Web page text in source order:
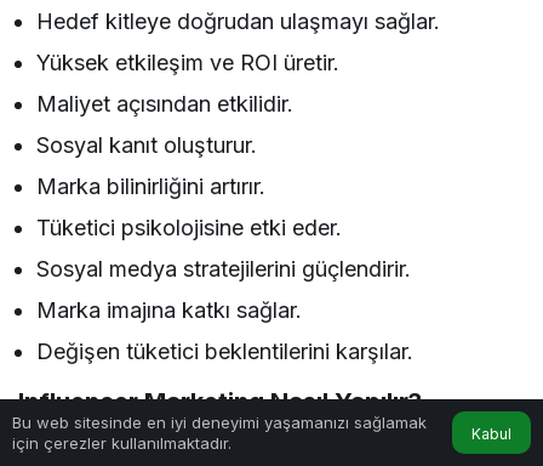
Hedef kitleye doğrudan ulaşmayı sağlar.
Yüksek etkileşim ve ROI üretir.
Maliyet açısından etkilidir.
Sosyal kanıt oluşturur.
Marka bilinirliğini artırır.
Tüketici psikolojisine etki eder.
Sosyal medya stratejilerini güçlendirir.
Marka imajına katkı sağlar.
Değişen tüketici beklentilerini karşılar.
Influencer Marketing Nasıl Yapılır?
Markanın, doğru kitleye ulaşmak için çok boyutlu
Bu web sitesinde en iyi deneyimi yaşamanızı sağlamak
için çerezler kullanılmaktadır.
Kabul